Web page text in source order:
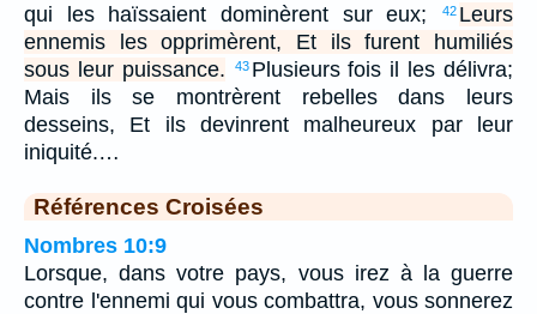
qui les haïssaient dominèrent sur eux;
42 Leurs
ennemis les opprimèrent, Et ils furent humiliés
sous leur puissance.
43 Plusieurs fois il les délivra;
Mais ils se montrèrent rebelles dans leurs
desseins, Et ils devinrent malheureux par leur
iniquité.…
Références Croisées
Nombres 10:9
Lorsque, dans votre pays, vous irez à la guerre
contre l'ennemi qui vous combattra, vous sonnerez